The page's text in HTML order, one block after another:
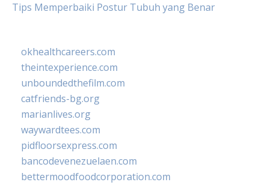
Tips Memperbaiki Postur Tubuh yang Benar
okhealthcareers.com
theintexperience.com
unboundedthefilm.com
catfriends-bg.org
marianlives.org
waywardtees.com
pidfloorsexpress.com
bancodevenezuelaen.com
bettermoodfoodcorporation.com